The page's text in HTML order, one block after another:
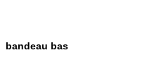
bandeau bas